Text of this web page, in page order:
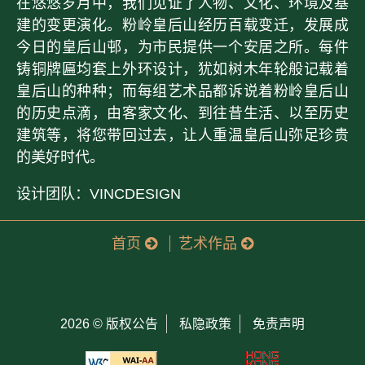
在悠悠岁月中，我们见证了人物、文化、环境及基
建的变更演化。粉岭皇后山经历百载变迁，发展成
今日的皇后山邨，为市民提供一个安居之所。每件
铸铜牌匾均套上外环设计，犹如树木年轮般记载着
皇后山的种种；而每组艺术品都诉说着粉岭皇后山
的历史点滴，由客家文化、到往昔生活、以至历史
建筑等，将您带回过去，让人重温皇后山弥足珍贵
的美好时代。
设计团队：VINCDESIGN
首页 艺术作品
2026 © 版权公告 私隐政策 免责声明